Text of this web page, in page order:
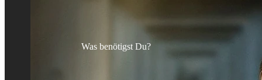
Was benötigst Du?